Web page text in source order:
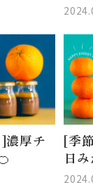
濃厚チ
[季
日